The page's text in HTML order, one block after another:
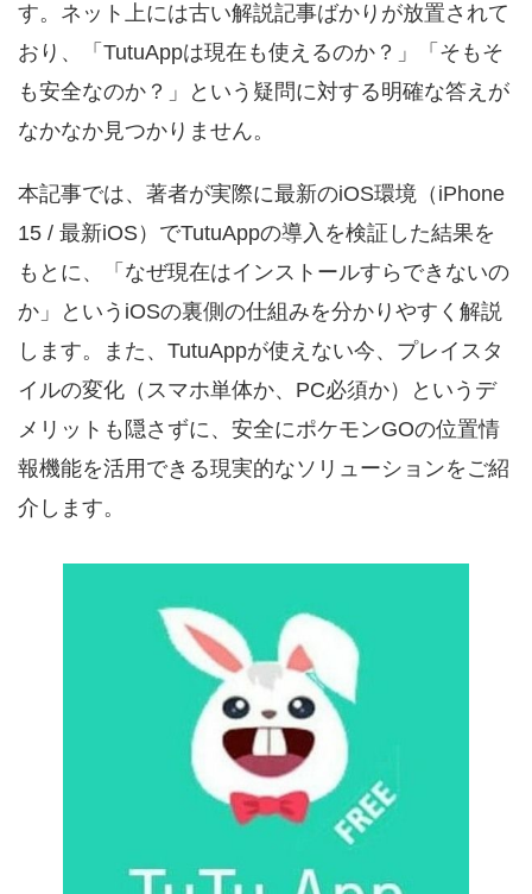
す。ネット上には古い解説記事ばかりが放置されて
おり、「TutuAppは現在も使えるのか？」「そもそ
も安全なのか？」という疑問に対する明確な答えが
なかなか見つかりません。
本記事では、著者が実際に最新のiOS環境（iPhone
15 / 最新iOS）でTutuAppの導入を検証した結果を
もとに、「なぜ現在はインストールすらできないの
か」というiOSの裏側の仕組みを分かりやすく解説
します。また、TutuAppが使えない今、プレイスタ
イルの変化（スマホ単体か、PC必須か）というデ
メリットも隠さずに、安全にポケモンGOの位置情
報機能を活用できる現実的なソリューションをご紹
介します。